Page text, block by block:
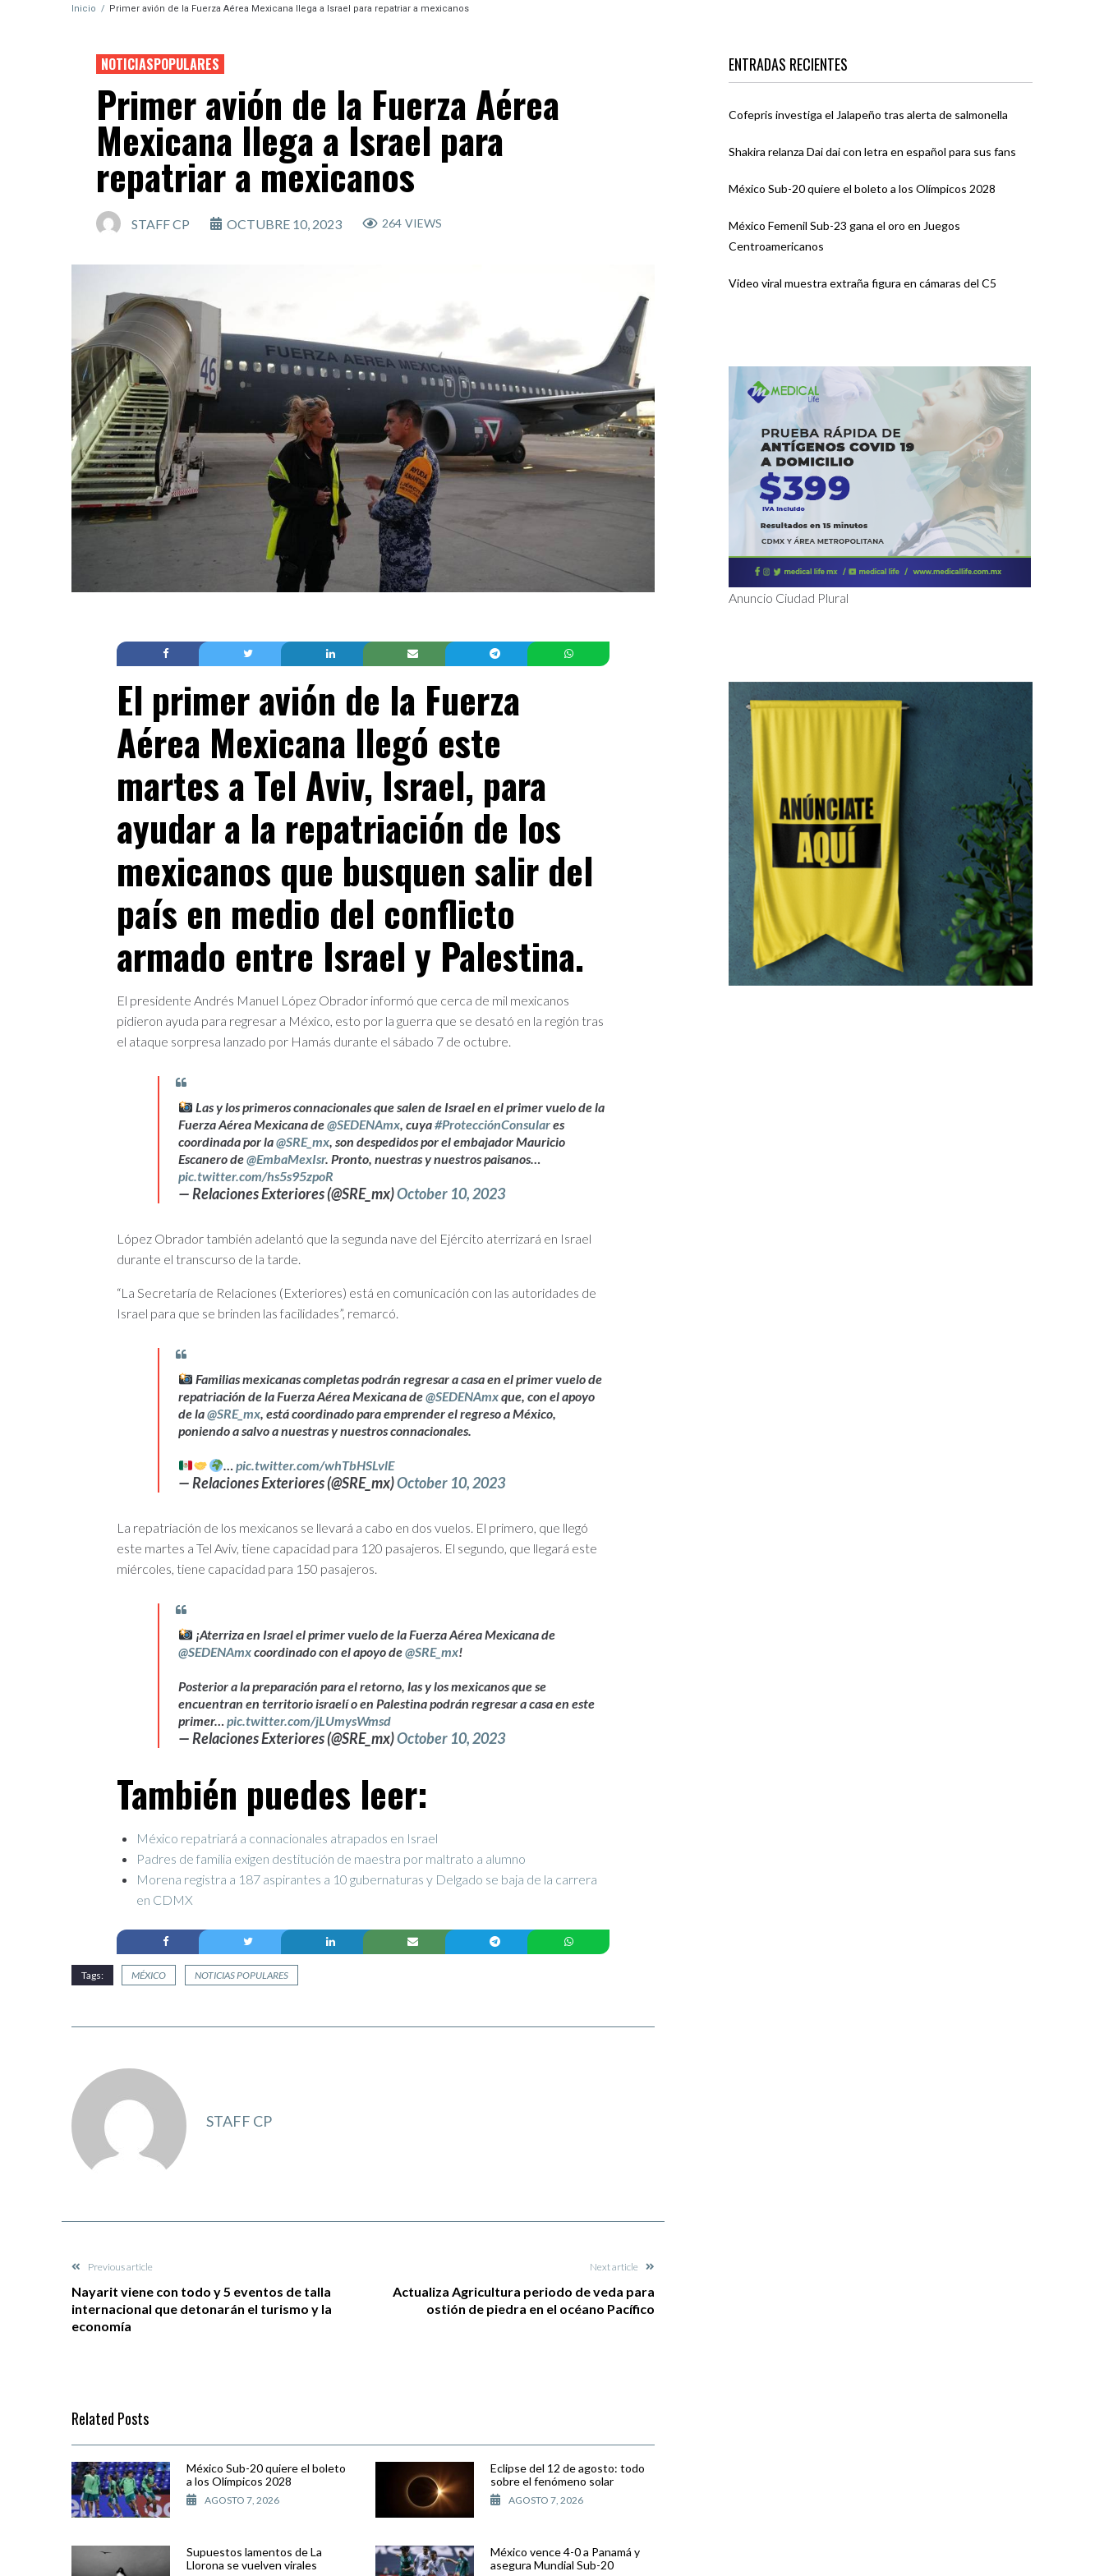
Inicio / Primer avión de la Fuerza Aérea Mexicana llega a Israel para repatriar a mexicanos
NOTICIASPOPULARES
Primer avión de la Fuerza Aérea
Mexicana llega a Israel para
repatriar a mexicanos
STAFF CP OCTUBRE 10, 2023 264 VIEWS
El primer avión de la Fuerza
Aérea Mexicana llegó este
martes a Tel Aviv, Israel, para
ayudar a la repatriación de los
mexicanos que busquen salir del
país en medio del conflicto
armado entre Israel y Palestina.
El presidente Andrés Manuel López Obrador informó que cerca de mil mexicanos
pidieron ayuda para regresar a México, esto por la guerra que se desató en la región tras
el ataque sorpresa lanzado por Hamás durante el sábado 7 de octubre.
Las y los primeros connacionales que salen de Israel en el primer vuelo de la
Fuerza Aérea Mexicana de@SEDENAmx, cuya#ProtecciónConsulares
coordinada por la@SRE_mx, son despedidos por el embajador Mauricio
Escanero de@EmbaMexIsr. Pronto, nuestras y nuestros paisanos…
pic.twitter.com/hs5s95zpoR
— Relaciones Exteriores (@SRE_mx)October 10, 2023
López Obrador también adelantó que la segunda nave del Ejército aterrizará en Israel
durante el transcurso de la tarde.
“La Secretaría de Relaciones (Exteriores) está en comunicación con las autoridades de
Israel para que se brinden las facilidades”, remarcó.
Familias mexicanas completas podrán regresar a casa en el primer vuelo de
repatriación de la Fuerza Aérea Mexicana de@SEDENAmxque, con el apoyo
de la@SRE_mx, está coordinado para emprender el regreso a México,
poniendo a salvo a nuestras y nuestros connacionales.
… pic.twitter.com/whTbHSLvlE
— Relaciones Exteriores (@SRE_mx)October 10, 2023
La repatriación de los mexicanos se llevará a cabo en dos vuelos. El primero, que llegó
este martes a Tel Aviv, tiene capacidad para 120 pasajeros. El segundo, que llegará este
miércoles, tiene capacidad para 150 pasajeros.
¡Aterriza en Israel el primer vuelo de la Fuerza Aérea Mexicana de
@SEDENAmxcoordinado con el apoyo de@SRE_mx!
Posterior a la preparación para el retorno, las y los mexicanos que se
encuentran en territorio israelí o en Palestina podrán regresar a casa en este
primer… pic.twitter.com/jLUmysWmsd
— Relaciones Exteriores (@SRE_mx)October 10, 2023
También puedes leer:
México repatriará a connacionales atrapados en Israel
Padres de familia exigen destitución de maestra por maltrato a alumno
Morena registra a 187 aspirantes a 10 gubernaturas y Delgado se baja de la carrera
en CDMX
Tags: MÉXICO NOTICIAS POPULARES
STAFF CP
Previous article
Nayarit viene con todo y 5 eventos de talla
internacional que detonarán el turismo y la
economía
Next article
Actualiza Agricultura periodo de veda para
ostión de piedra en el océano Pacífico
Related Posts
México Sub-20 quiere el boleto
a los Olímpicos 2028
AGOSTO 7, 2026
Eclipse del 12 de agosto: todo
sobre el fenómeno solar
AGOSTO 7, 2026
Supuestos lamentos de La
Llorona se vuelven virales
México vence 4-0 a Panamá y
asegura Mundial Sub-20
ENTRADAS RECIENTES
Cofepris investiga el Jalapeño tras alerta de salmonella
Shakira relanza Dai dai con letra en español para sus fans
México Sub-20 quiere el boleto a los Olímpicos 2028
México Femenil Sub-23 gana el oro en Juegos
Centroamericanos
Video viral muestra extraña figura en cámaras del C5
Anuncio Ciudad Plural